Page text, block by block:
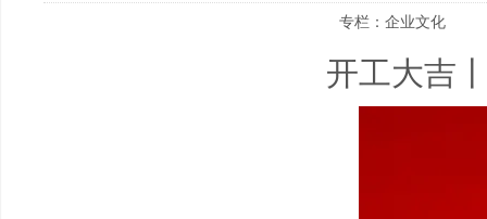
专栏： 企业文化
开工大吉